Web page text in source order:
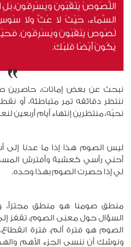
اللُّصُوصُ يَنْقُبُونَ ويَسْرِقُون، بَلِ
السَّمَاء، حَيْثُ لا عُثَّ ولا
لُصُوصَ يَنْقُبُونَ ويَسْرِقُون.
يَكُونُ أَيْضًا قَلبُكَ.
نبحث عن بعض إماتات، حاصرين
ننتظر دقائقه تمر متباطئة، أو
نحبّه، منتظرين إنتهاء أيام أربعين
ليس الصوم هذا إذا ما عدنا إلى
لي إذا حصرت الصوم بهذا وحده.
منطق صومنا هو منطق مجتزأ،
السؤال حول معنى الصوم، تقفز
الصوم هو فترة ألم، فترة انقطاع،
ونوشك أن ننسى الجزء الأهم